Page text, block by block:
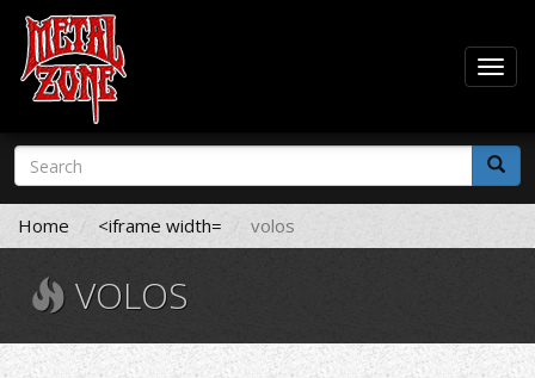
Skip
main
content
Search
form
Search
Home <iframe width= volos
VOLOS